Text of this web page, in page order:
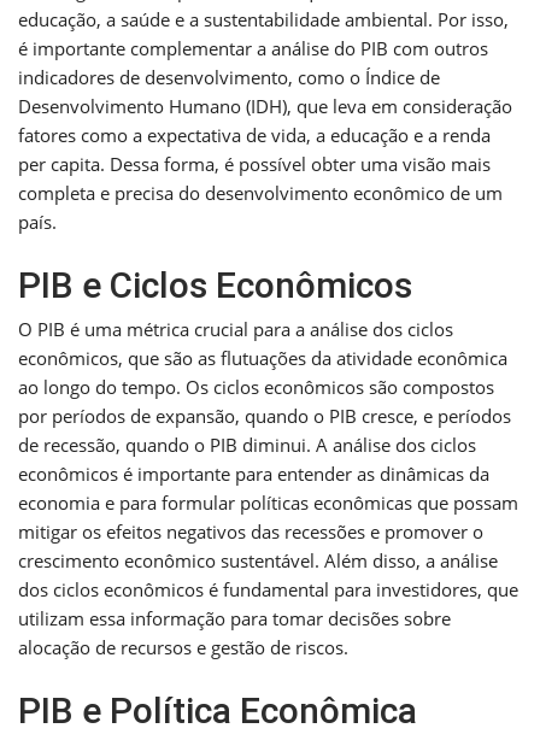
educação, a saúde e a sustentabilidade ambiental. Por isso,
é importante complementar a análise do PIB com outros
indicadores de desenvolvimento, como o Índice de
Desenvolvimento Humano (IDH), que leva em consideração
fatores como a expectativa de vida, a educação e a renda
per capita. Dessa forma, é possível obter uma visão mais
completa e precisa do desenvolvimento econômico de um
país.
PIB e Ciclos Econômicos
O PIB é uma métrica crucial para a análise dos ciclos
econômicos, que são as flutuações da atividade econômica
ao longo do tempo. Os ciclos econômicos são compostos
por períodos de expansão, quando o PIB cresce, e períodos
de recessão, quando o PIB diminui. A análise dos ciclos
econômicos é importante para entender as dinâmicas da
economia e para formular políticas econômicas que possam
mitigar os efeitos negativos das recessões e promover o
crescimento econômico sustentável. Além disso, a análise
dos ciclos econômicos é fundamental para investidores, que
utilizam essa informação para tomar decisões sobre
alocação de recursos e gestão de riscos.
PIB e Política Econômica